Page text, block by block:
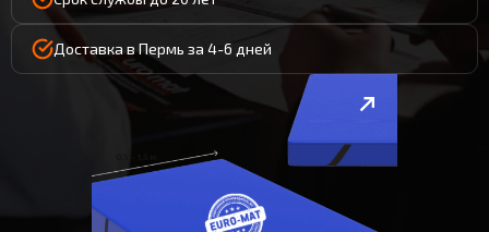
Доставка в Пермь за 4-6 дней